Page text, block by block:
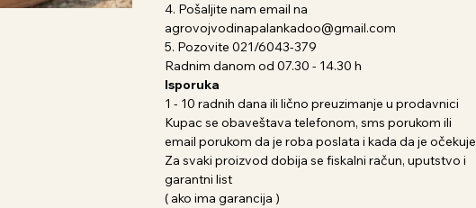
4. Pošaljite nam email na
agrovojvodinapalankadoo@gmail.com
5. Pozovite 021/6043-379
Radnim danom od 07.30 - 14.30 h
Isporuka
1 - 10 radnih dana ili lično preuzimanje u prodavnici
Kupac se obaveštava telefonom, sms porukom ili
email porukom da je roba poslata i kada da je očekuje
Za svaki proizvod dobija se fiskalni račun, uputstvo i
garantni list
( ako ima garancija )